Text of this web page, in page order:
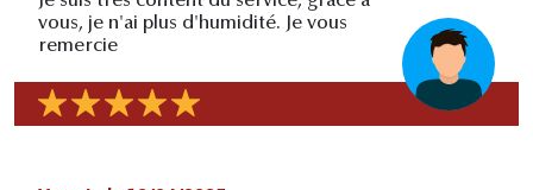
vous, je n'ai plus d'humidité. Je vous
remercie